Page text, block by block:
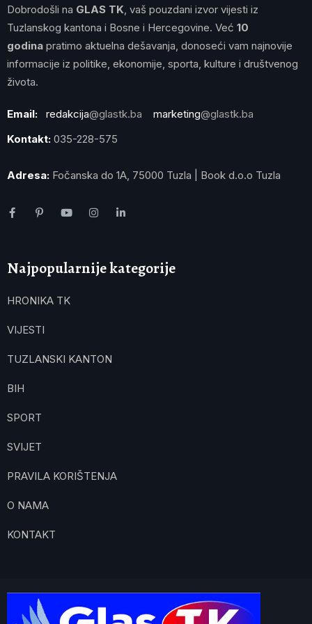
Dobrodošli na GLAS TK , vaš pouzdani izvor vijesti iz
Tuzlanskog kantona i Bosne i Hercegovine. Već 10
godina pratimo aktuelna dešavanja, donoseći vam najnovije
informacije iz politike, ekonomije, sporta, kulture i društvenog
života.
Email: redakcija@glastk.ba marketing@glastk.ba
Kontakt: 035-228-575
Adresa: Fočanska do 1A, 75000 Tuzla | Book d.o.o Tuzla
Najpopularnije kategorije
HRONIKA TK
VIJESTI
TUZLANSKI KANTON
BIH
SPORT
SVIJET
PRAVILA KORIŠTENJA
O NAMA
KONTAKT